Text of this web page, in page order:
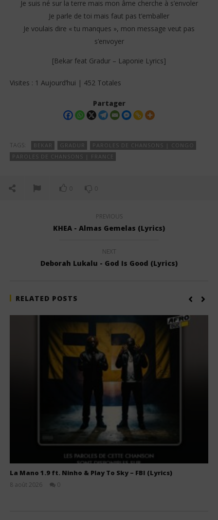
Je suis né sur la terre mais mon âme cherche à s’envoler
Je parle de toi mais faut pas t’emballer
Je voulais dire « tu manques », mon message veut pas
s’envoyer
[Bekar feat Gradur – Laponie Lyrics]
Visites : 1 Aujourd’hui | 452 Totales
Partager
TAGS: BEKAR GRADUR
PAROLES DE CHANSONS | CONGO
PAROLES DE CHANSONS | FRANCE
0 0
PREVIOUS
KHEA - Almas Gemelas (Lyrics)
NEXT
Deborah Lukalu - God Is Good (Lyrics)
RELATED POSTS
La Mano 1.9 ft. Ninho & Play To Sky – FBI (Lyrics)
8 août 2026
0